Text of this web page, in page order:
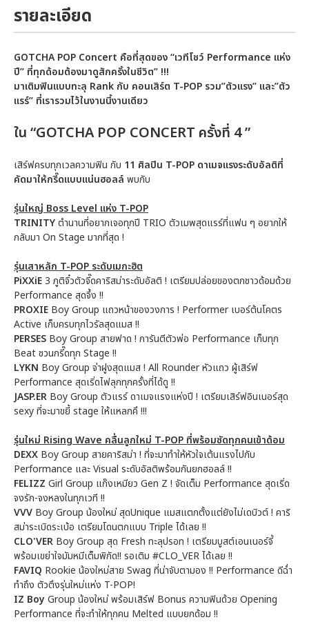
รายละเอียด
GOTCHA POP Concert คือที่สุดของ “เวทีโชว์ Performance แห่ง
ปี” ที่ทุกด้อมต้องมาดูสักครั้งในชีวิต” !!!
มาเติมฟินแบบทะลุ Rank กับ คอนเสิร์ต T-POP รวม”ตัวแรง” และ”ตัว
แรร์” ที่เรารวมไว้ในงานนี้งานเดียว
ใน “GOTCHA POP CONCERT ครั้งที่ 4 ”
เสิร์ฟครบทุกเวลความฟิน กับ 11 ศิลปิน T-POP ดาเมจแรงระดับอัลติที่
คัดมาให้กรี๊ดแบบแน่นฮอลล์ พบกับ
รุ่นใหญ่ Boss Level แห่ง T-POP
TRINITYตำนานที่อยากเจอทุกปี TRIO ตัวเมพสุดแรร์ที่แฟน ๆ อยากให้
กลับมา On Stage มากที่สุด !
รุ่นเสาหลัก T-POP ระดับเมกะฮิต
PiXXiE3 ภูติจิ๋วตัวจี๊ดคาริสม่าระดับอัลติ ! เตรียมปล่อยของตกชาวด้อมด้วย
Performance สุดจึ้ง !!
PROXIE Boy Group แถวหน้าของวงการ ! Performer เบอร์ต้นโคตร
Active เก็บครบทุกไวรัลสุดแมส !!
PERSES Boy Group สายฟาด ! การันตีตัวพ่อ Performance เก็บทุก
Beat ชวนกรี๊ดทุก Stage !!
LYKN Boy Group จ่าฝูงสุดแมส ! All Rounder หัวแถว ผู้เสิร์ฟ
Performance สุดเริ่ดไฟลุกทุกครั้งที่ได้ดู !!
JASP.ER Boy Group ตัวแรร์ ดาเมจแรงแห่งปี ! เตรียมเสิร์ฟอินเนอร์สุด
sexy ที่จะมาขยี้ stage ให้แหลกคึ !!!
รุ่นใหม่ Rising Wave คลื่นลูกใหม่ T-POP ที่พร้อมซัดทุกคนเข้าด้อม
DEXX Boy Group สายคาริสม่า ! ที่จะมาทำให้หัวใจเต้นแรงไปกับ
Performance และ Visual ระดับอัลติพร้อมกันยกฮอลล์ !!
FELIZZ Girl Group แก๊งเหมียว Gen Z ! จัดเต็ม Performance สุดเริ่ด
จงรัก-จงหลงในทุกเวที !!
VVV Boy Group น้องใหม่ สุดUnique แมสแตกตั้งแต่ยังไม่เดบิวต์ ! คาริ
สม่าระเบิดระเบ้อ เตรียมโดนตกแบบ Triple ได้เลย !!
CLO'VER Boy Group สุด Fresh ทะลุปรอท ! เตรียมบูสต์เอนเนอร์จี้
พร้อมเขย่าใจมัมหมีเต็มพิกัด!! รอเติม #CLO_VER ได้เลย !!
FAVIQ Rookie น้องใหม่สาย Swag ที่น่าจับตามอง !! Performance ดีฉ่ำ
ทำถึง ตัวตึงรุ่นใหม่แห่ง T-POP!
IZ BoyGroup น้องใหม่ พร้อมเสิร์ฟ Bonus ความฟินด้วย Opening
Performance ที่จะทำให้ทุกคน Melted แบบยกด้อม !!